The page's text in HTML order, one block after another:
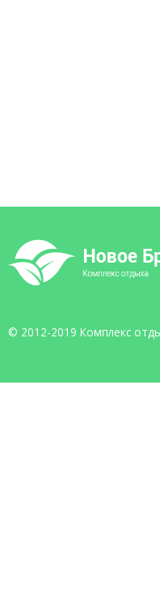
© 2012-2019 Комплекс